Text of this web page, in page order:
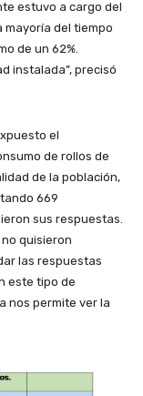
estuvo a cargo del
mayoría del tiempo
de un 62%.
instalada”, precisó
el
de rollos de
de la población,
669
sus respuestas.
quisieron
las respuestas
este tipo de
nos permite ver la